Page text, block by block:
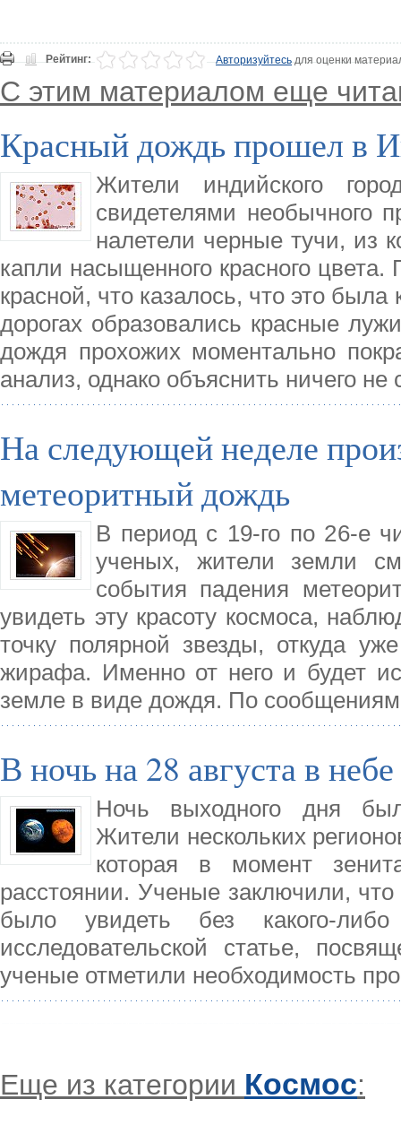
Рейтинг: Авторизуйтесьдля оценки
С этим материалом еще
Красный дождь прошел в
Жители индийского
свидетелями необычного
налетели черные тучи, из
капли насыщенного красного
красной, что казалось, что это
дорогах образовались красные
дождя прохожих моментально
анализ, однако объяснить ничего не
На следующей неделе
метеоритный дождь
В период с 19-го по 26-е
ученых, жители земли
события падения
увидеть эту красоту космоса,
точку полярной звезды, откуда
жирафа. Именно от него и будет
земле в виде дождя. По сообщениям
В ночь на 28 августа в
Ночь выходного дня
Жители нескольких
которая в момент
расстоянии. Ученые заключили,
было увидеть без какого-
исследовательской статье,
ученые отметили необходимость
Еще из категории Космос: